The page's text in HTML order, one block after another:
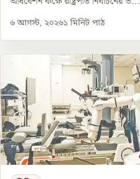
৬ আগস্ট, ২০২৬১ মিনিট পাঠ